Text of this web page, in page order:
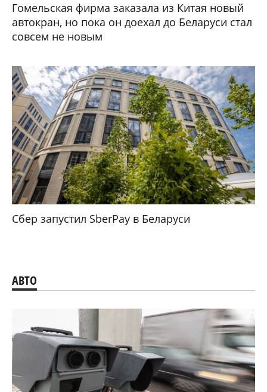
Гомельская фирма заказала из Китая новый
автокран, но пока он доехал до Беларуси стал
совсем не новым
Сбер запустил SberPay в Беларуси
АВТО